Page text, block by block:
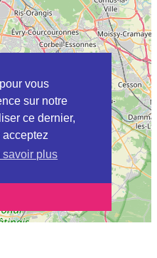
vous
sur notre
ce dernier,
savoir plus